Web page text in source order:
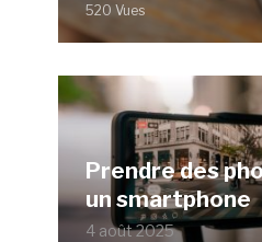
520 Vues
Prendre des
un smartphone
4 août 2025